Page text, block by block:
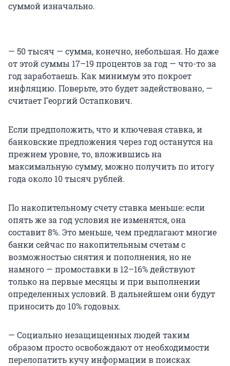
суммой изначально.
— 50 тысяч — сумма, конечно, небольшая. Но даже
от этой суммы 17–19 процентов за год — что-то за
год заработаешь. Как минимум это покроет
инфляцию. Поверьте, это будет задействовано, —
считает Георгий Остапкович.
Если предположить, что и ключевая ставка, и
банковские предложения через год останутся на
прежнем уровне, то, вложившись на
максимальную сумму, можно получить по итогу
года около 10 тысяч рублей.
По накопительному счету ставка меньше: если
опять же за год условия не изменятся, она
составит 8%. Это меньше, чем предлагают многие
банки сейчас по накопительным счетам с
возможностью снятия и пополнения, но не
намного — промоставки в 12–16% действуют
только на первые месяцы и при выполнении
определенных условий. В дальнейшем они будут
приносить до 10% годовых.
— Социально незащищенных людей таким
образом просто освобождают от необходимости
перелопатить кучу информации в поисках